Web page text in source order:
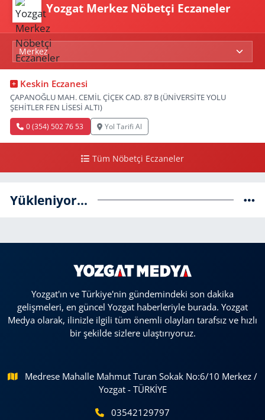
Yozgat Merkez Nöbetçi Eczaneler
Keskin Eczanesi
ÇAPANOĞLU MAH. CEMİL ÇİÇEK CAD. 87 B (ÜNİVERSİTE YOLU
ŞEHİTLER FEN LİSESİ ALTI)
0 (354) 502 76 53 Yol Tarifi Al
Tüm Nöbetçi Eczaneler
Yükleniyor...
Yozgat'ın ve Türkiye'nin gündemindeki son dakika
gelişmeleri, en güncel Yozgat haberleriyle burada. Yozgat
Medya olarak, ilinizle ilgili tüm önemli olayları tarafsız ve hızlı
bir şekilde sizlere ulaştırıyoruz.
Medrese Mahalle Mahmut Turan Sokak No:6/10 Merkez /
Yozgat - TÜRKİYE
03542129797